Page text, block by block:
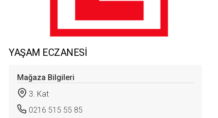
YAŞAM ECZANESİ
Mağaza Bilgileri
3. Kat
0216 515 55 85